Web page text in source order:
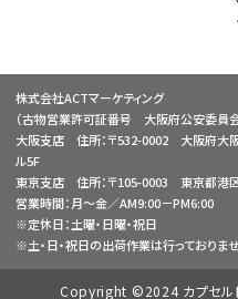
株式会社ACTマーケティング
（古物営業許可証番号 大阪府公安委員
大阪支店 住所：〒532-0002 大阪府大
ル5F
東京支店 住所：〒105-0003 東京都港
営業時間：月～金／AM9:00－PM6:00
※定休日：土曜・日曜・祝日
※土・日・祝日の出荷作業は行っておりませ
Copyright ©2024 カプセル